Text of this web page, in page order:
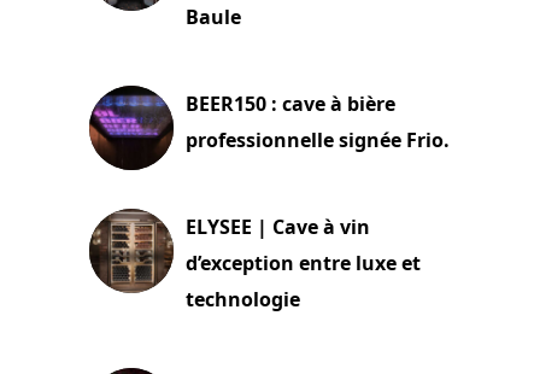
Baule
BEER150 : cave à bière
professionnelle signée Frio.
ELYSEE | Cave à vin
d’exception entre luxe et
technologie